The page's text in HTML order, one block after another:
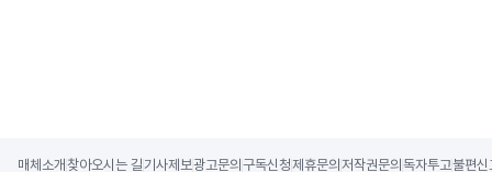
매체소개 찾아오시는 길기사제보광고문의 구독신청제휴문의 저작권문의 독자투고불편신